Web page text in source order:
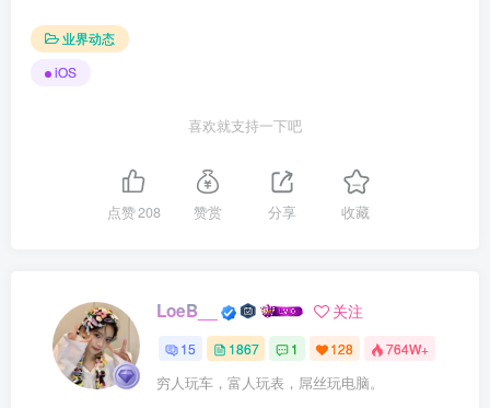
业界动态
iOS
喜欢就支持一下吧
点赞208 赞赏 分享 收藏
LoeB__ 关注
15 1867 1 128 764W+
穷人玩车，富人玩表，屌丝玩电脑。